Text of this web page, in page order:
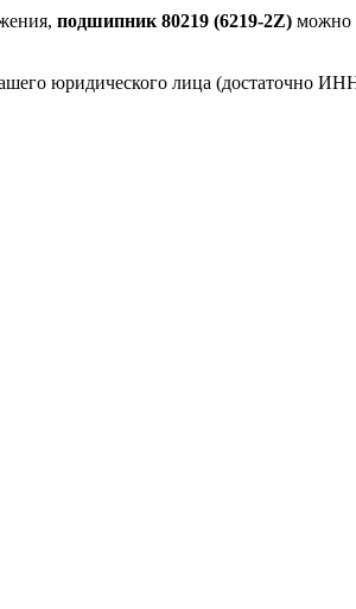
подшипник 80219 (6219-2Z) можно
юридического лица (достаточно